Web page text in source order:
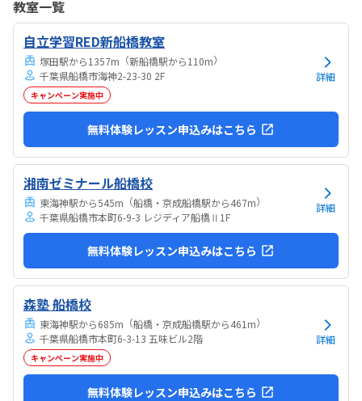
気持ちになれて良かった。
教室一覧
自立学習RED新船橋教室
塚田駅から1357m （新船橋駅から110m）
千葉県船橋市海神2-23-30 2F
キャンペーン実施中
詳細
無料体験レッスン申込みはこちら
湘南ゼミナール船橋校
東海神駅から545m （船橋・京成船橋駅から467m）
千葉県船橋市本町6-9-3 レジディア船橋Ⅱ1F
詳細
無料体験レッスン申込みはこちら
森塾 船橋校
東海神駅から685m （船橋・京成船橋駅から461m）
千葉県船橋市本町6-3-13 五味ビル2階
キャンペーン実施中
詳細
無料体験レッスン申込みはこちら